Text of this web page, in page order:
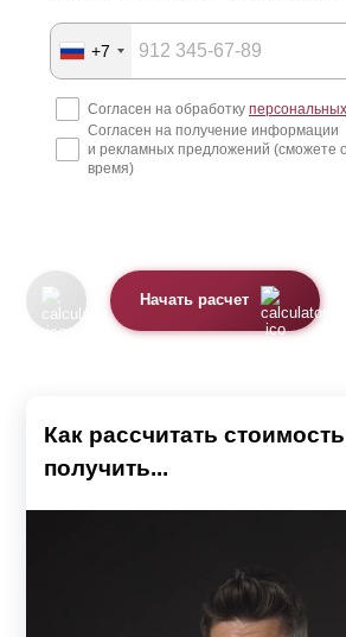
+7
Согласен на обработку
Согласен на получение информации
и рекламных предложений (сможете
время)
Начать расчет
Как рассчитать
получить...